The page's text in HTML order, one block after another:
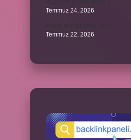
Temmuz 24, 2026
Temmuz 22, 2026